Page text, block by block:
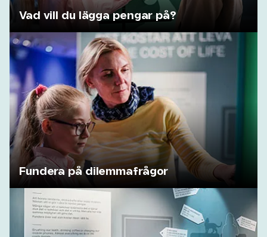
Vad vill du lägga pengar på?
Fundera på dilemmafrågor